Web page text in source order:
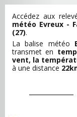
Accédez aux
météo Evreux -
(27).
La balise météo
transmet en
vent, la
à une distance